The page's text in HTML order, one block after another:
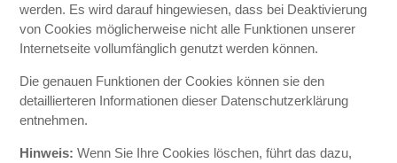
werden. Es wird darauf hingewiesen, dass bei Deaktivierung
von Cookies möglicherweise nicht alle Funktionen unserer
Internetseite vollumfänglich genutzt werden können.
Die genauen Funktionen der Cookies können sie den
detaillierteren Informationen dieser Datenschutzerklärung
entnehmen.
Hinweis: Wenn Sie Ihre Cookies löschen, führt das dazu,